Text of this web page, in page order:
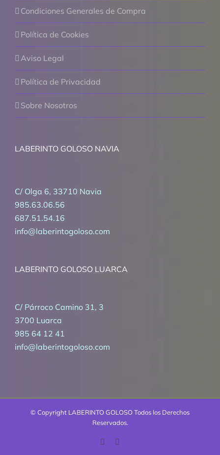
Condiciones Generales de Compra
Política de Cookies
Aviso Legal
Política de Privacidad
Sobre Nosotros
LABERINTO GOLOSO NAVIA
C/ Olga 6, 33710 Navia
985.63.06.56
687.51.54.16
info@laberintogoloso.com
LABERINTO GOLOSO LUARCA
C/ Párroco Camino 31, 3
3700 Luarca
985 64 12 41
info@laberintogoloso.com
© Copyright LABERINTO GOLOSO Todos los Derechos
Reservados.
Facebook